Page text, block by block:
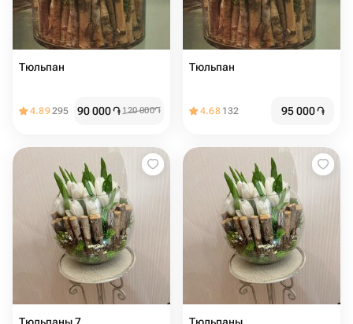
Тюльпан
4.89295 90 000֏ 120 000֏
Тюльпан
4.68 132 95 000֏